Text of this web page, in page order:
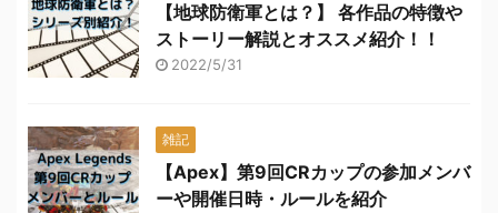
【地球防衛軍とは？】 各作品の特徴や
ストーリー解説とオススメ紹介！！
2022/5/31
雑記
【Apex】第9回CRカップの参加メンバ
ーや開催日時・ルールを紹介